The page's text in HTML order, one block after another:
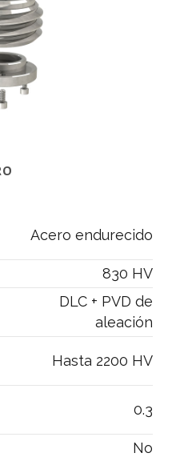
Acero endurecido
830 HV
DLC + PVD de
aleación
Hasta 2200 HV
0.3
No